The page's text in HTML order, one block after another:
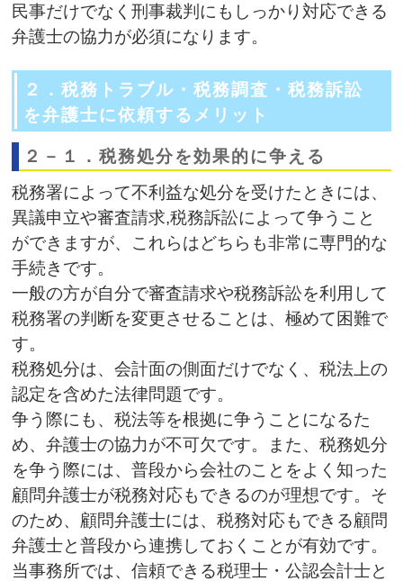
民事だけでなく刑事裁判にもしっかり対応できる
弁護士の協力が必須になります。
２．税務トラブル・税務調査・税務訴訟
を弁護士に依頼するメリット
２－１．税務処分を効果的に争える
税務署によって不利益な処分を受けたときには、
異議申立や審査請求,税務訴訟によって争うこと
ができますが、これらはどちらも非常に専門的な
手続きです。
一般の方が自分で審査請求や税務訴訟を利用して
税務署の判断を変更させることは、極めて困難で
す。
税務処分は、会計面の側面だけでなく、税法上の
認定を含めた法律問題です。
争う際にも、税法等を根拠に争うことになるた
め、弁護士の協力が不可欠です。また、税務処分
を争う際には、普段から会社のことをよく知った
顧問弁護士が税務対応もできるのが理想です。そ
のため、顧問弁護士には、税務対応もできる顧問
弁護士と普段から連携しておくことが有効です。
当事務所では、信頼できる税理士・公認会計士と